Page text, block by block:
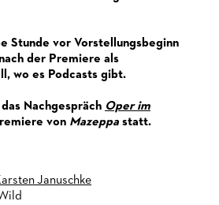
FLEXIBEL, EXKLUSIV
Stunde vor Vorstellungsbeginn
der Premiere als
wo es Podcasts gibt.
Nachgespräch Oper im
von Mazeppa statt.
Januschke